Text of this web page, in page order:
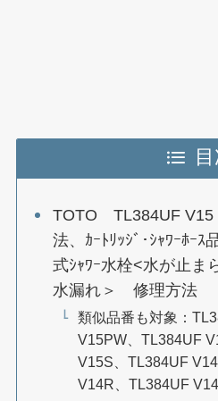
TOTO TL384UF V15
法、ｶｰﾄﾘｯｼﾞ･ｼｬﾜｰﾎｰｽ
式ｼｬﾜｰ水栓<水が止ま
水漏れ＞ 修理方法
類似品番も対象：
V15PW、TL384UF
V15S、TL384UF
V14R、TL384UF